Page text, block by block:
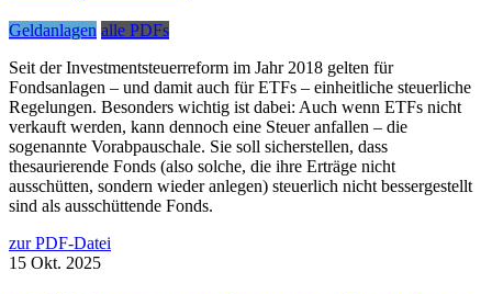
Geldanlagen alle PDFs
Seit der Investmentsteuerreform im Jahr 2018 gelten für
Fondsanlagen – und damit auch für ETFs – einheitliche steuerliche
Regelungen. Besonders wichtig ist dabei: Auch wenn ETFs nicht
verkauft werden, kann dennoch eine Steuer anfallen – die
sogenannte Vorabpauschale. Sie soll sicherstellen, dass
thesaurierende Fonds (also solche, die ihre Erträge nicht
ausschütten, sondern wieder anlegen) steuerlich nicht bessergestellt
sind als ausschüttende Fonds.
zur PDF-Datei
15 Okt. 2025